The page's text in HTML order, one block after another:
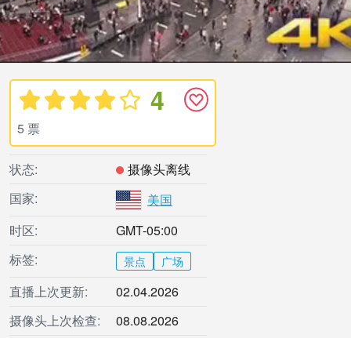
4
5 票
状态:
摄像头离线
国家:
美国
时区:
GMT-05:00
标签:
景点 广场
直播上次更新:
02.04.2026
摄像头上次检查:
08.08.2026